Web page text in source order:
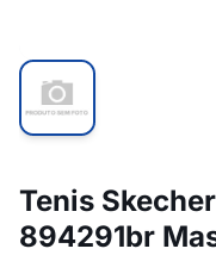
Tenis
894291br